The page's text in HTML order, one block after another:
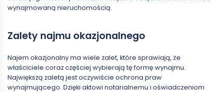
wynajmowaną nieruchomością.
Zalety najmu okazjonalnego
Najem okazjonalny ma wiele zalet, które sprawiają, że
właściciele coraz częściej wybierają tę formę wynajmu.
Największą zaletą jest oczywiście ochrona praw
wynajmującego. Dzięki aktowi notarialnemu i oświadczeniom